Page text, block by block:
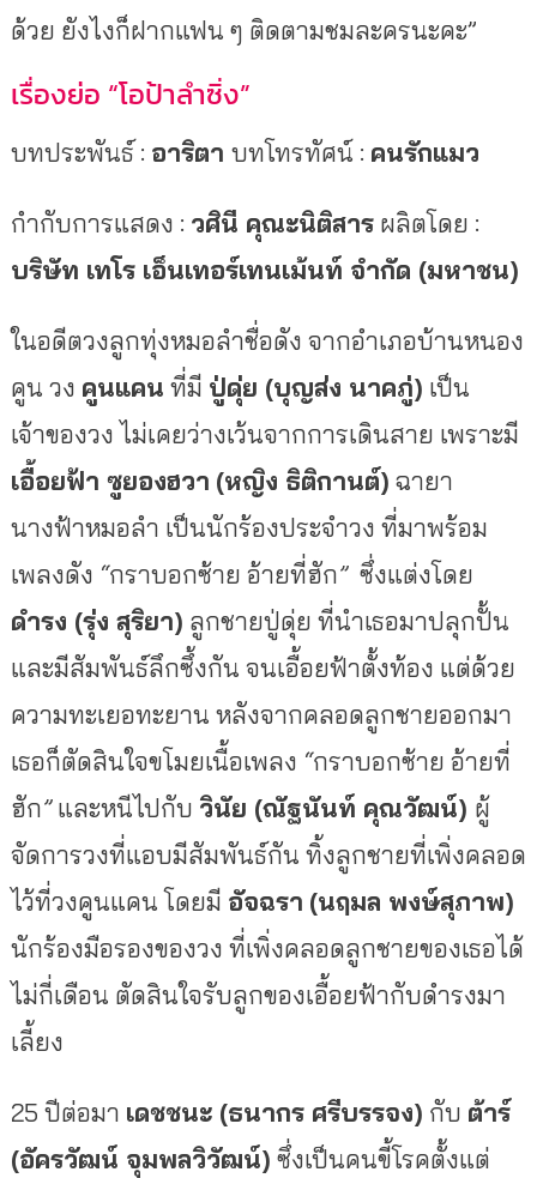
ด้วย ยังไงก็ฝากแฟน ๆ ติดตามชมละครนะคะ”
เรื่องย่อ “โอป้าลำซิ่ง”
บทประพันธ์: อาริตา บทโทรทัศน์ : คนรักแมว
กำกับการแสดง : วศินี คุณะนิติสารผลิตโดย :
บริษัท เทโร เอ็นเทอร์เทนเม้นท์ จำกัด (มหาชน)
ในอดีตวงลูกทุ่งหมอลำชื่อดัง จากอำเภอบ้านหนอง
คูน วง คูนแคน ที่มี ปู่ดุ่ย (บุญส่ง นาคภู่) เป็น
เจ้าของวง ไม่เคยว่างเว้นจากการเดินสาย เพราะมี
เอื้อยฟ้า ซูยองฮวา (หญิง ธิติกานต์) ฉายา
นางฟ้าหมอลำ เป็นนักร้องประจำวง ที่มาพร้อม
เพลงดัง “กราบอกซ้าย อ้ายที่ฮัก” ซึ่งแต่งโดย
ดำรง (รุ่ง สุริยา) ลูกชายปู่ดุ่ย ที่นำเธอมาปลุกปั้น
และมีสัมพันธ์ลึกซึ้งกัน จนเอื้อยฟ้าตั้งท้อง แต่ด้วย
ความทะเยอทะยาน หลังจากคลอดลูกชายออกมา
เธอก็ตัดสินใจขโมยเนื้อเพลง “กราบอกซ้าย อ้ายที่
ฮัก” และหนีไปกับ วินัย (ณัฐนันท์ คุณวัฒน์) ผู้
จัดการวงที่แอบมีสัมพันธ์กัน ทิ้งลูกชายที่เพิ่งคลอด
ไว้ที่วงคูนแคน โดยมี อัจฉรา (นฤมล พงษ์สุภาพ)
นักร้องมือรองของวง ที่เพิ่งคลอดลูกชายของเธอได้
ไม่กี่เดือน ตัดสินใจรับลูกของเอื้อยฟ้ากับดำรงมา
เลี้ยง
25 ปีต่อมา เดชชนะ(ธนากร ศรีบรรจง) กับ ต้าร์
(อัครวัฒน์ จุมพลวิวัฒน์) ซึ่งเป็นคนขี้โรคตั้งแต่